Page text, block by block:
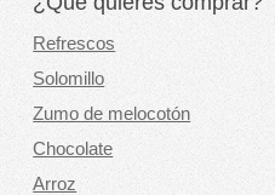
Refrescos
Solomillo
Zumo de melocotón
Chocolate
Arroz